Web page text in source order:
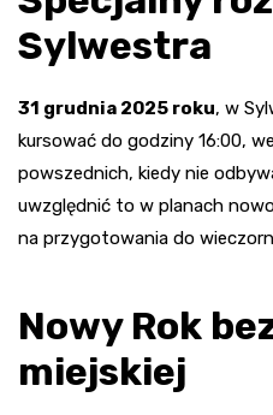
Sylwestra
31 grudnia 2025 roku, w
kursować do godziny 16:00,
powszednich, kiedy nie
uwzględnić to w planach
na przygotowania do
Nowy Rok
miejskiej